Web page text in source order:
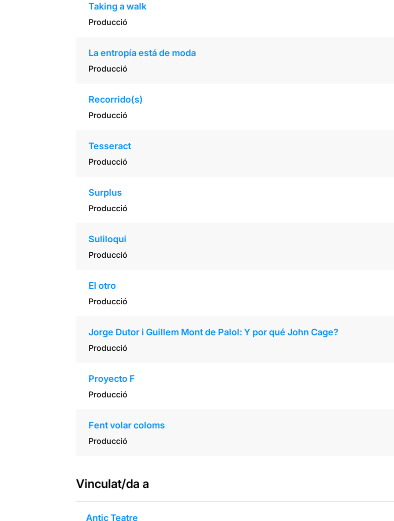
Taking a walk
Producció
La entropía está de moda
Producció
Recorrido(s)
Producció
Tesseract
Producció
Surplus
Producció
Suliloqui
Producció
El otro
Producció
Jorge Dutor i Guillem Mont de Palol: Y por qué John Cage?
Producció
Proyecto F
Producció
Fent volar coloms
Producció
Vinculat/da a
Antic Teatre